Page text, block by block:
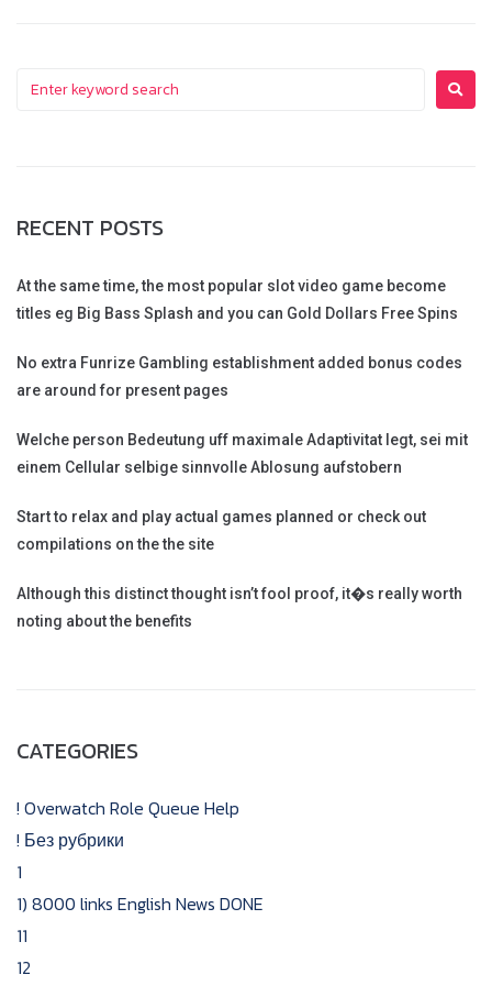
RECENT POSTS
At the same time, the most popular slot video game become
titles eg Big Bass Splash and you can Gold Dollars Free Spins
No extra Funrize Gambling establishment added bonus codes
are around for present pages
Welche person Bedeutung uff maximale Adaptivitat legt, sei mit
einem Cellular selbige sinnvolle Ablosung aufstobern
Start to relax and play actual games planned or check out
compilations on the the site
Although this distinct thought isn’t fool proof, it�s really worth
noting about the benefits
CATEGORIES
! Overwatch Role Queue Help
! Без рубрики
1
1) 8000 links English News DONE
11
12